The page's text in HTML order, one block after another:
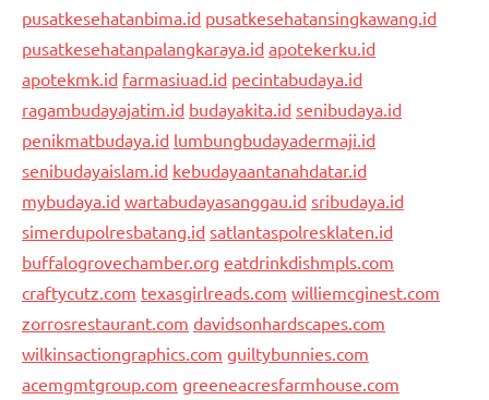
pusatkesehatanbima.id pusatkesehatansingkawang.id
pusatkesehatanpalangkaraya.id apotekerku.id
apotekmk.id farmasiuad.id pecintabudaya.id
ragambudayajatim.id budayakita.id senibudaya.id
penikmatbudaya.id lumbungbudayadermaji.id
senibudayaislam.id kebudayaantanahdatar.id
mybudaya.id wartabudayasanggau.id sribudaya.id
simerdupolresbatang.id satlantaspolresklaten.id
buffalogrovechamber.org eatdrinkdishmpls.com
craftycutz.com texasgirlreads.com williemcginest.com
zorrosrestaurant.com davidsonhardscapes.com
wilkinsactiongraphics.com guiltybunnies.com
acemgmtgroup.com greeneacresfarmhouse.com